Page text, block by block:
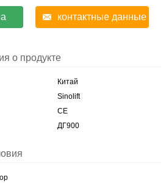
контактные данные
о продукте
Китай
Sinolift
CE
ДГ900